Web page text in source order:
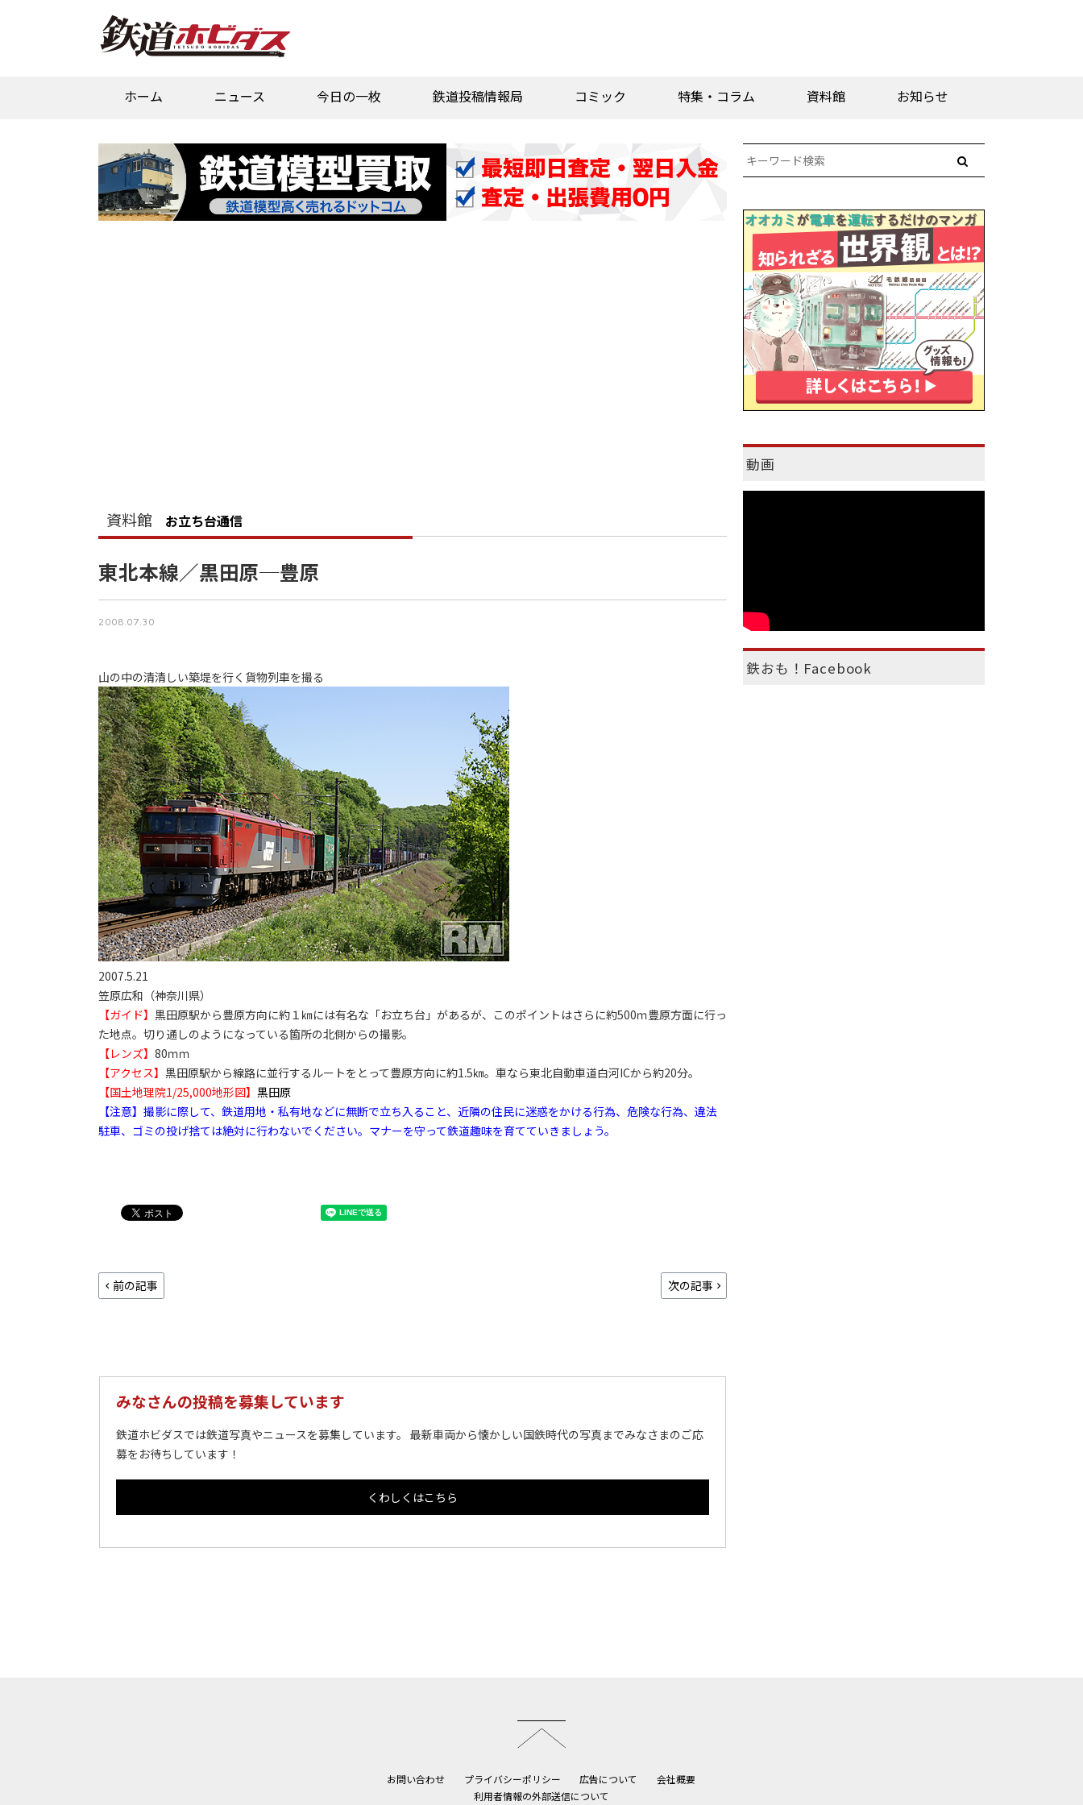
ホーム ニュース 今日の一枚 鉄道投稿情報局 コミック 特集・コラム 資料館 お知らせ
資料館 お立ち台通信
東北本線／黒田原─豊原
2008.07.30
山の中の清清しい築堤を行く貨物列車を撮る
2007.5.21
笠原広和（神奈川県）
【ガイド】 黒田原駅から豊原方向に約１㎞には有名な「お立ち台」があるが、このポイントはさらに約500ｍ豊原方面に行っ
た地点。切り通しのようになっている箇所の北側からの撮影。
【レンズ】 80ｍｍ
【アクセス】 黒田原駅から線路に並行するルートをとって豊原方向に約1.5㎞。車なら東北自動車道白河ICから約20分。
【国土地理院1/25,000地形図】 黒田原
【注意】撮影に際して、鉄道用地・私有地などに無断で立ち入ること、近隣の住民に迷惑をかける行為、危険な行為、違法
駐車、ゴミの投げ捨ては絶対に行わないでください。マナーを守って鉄道趣味を育てていきましょう。
前の記事 次の記事
みなさんの投稿を募集しています
鉄道ホビダスでは鉄道写真やニュースを募集しています。 最新車両から懐かしい国鉄時代の写真までみなさまのご応
募をお待ちしています！
くわしくはこちら
動画
鉄おも！Facebook
お問い合わせ プライバシーポリシー 広告について
会社概要
利用者情報の外部送信について